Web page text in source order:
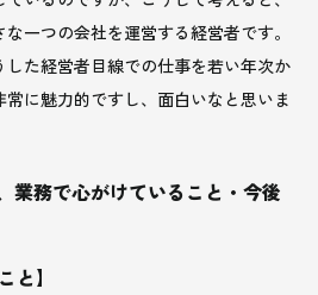
一つの会社を運営する経営者です。
た経営者目線での仕事を若い年次か
に魅力的ですし、面白いなと思いま
業務で心がけていること・今後
と】